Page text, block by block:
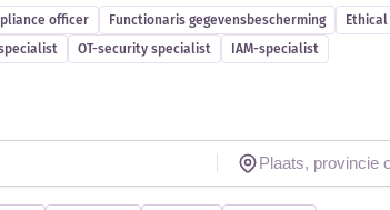
officer Functionaris gegevensbescherming
OT-security specialist IAM-specialist